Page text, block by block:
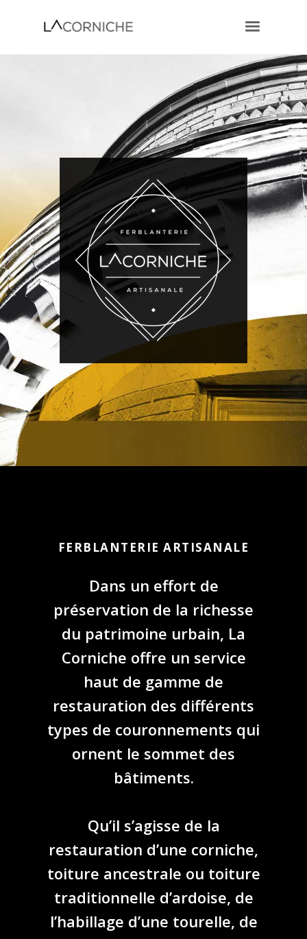
FERBLANTERIE ARTISANALE
Dans un effort de
préservation de la richesse
du patrimoine urbain, La
Corniche offre un service
haut de gamme de
restauration des différents
types de couronnements qui
ornent le sommet des
bâtiments.
Qu’il s’agisse de la
restauration d’une corniche,
toiture ancestrale ou toiture
traditionnelle d’ardoise, de
l’habillage d’une tourelle, de